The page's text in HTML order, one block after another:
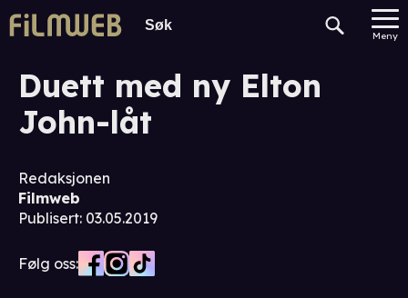
Meny
Duett med ny Elton
John-låt
Redaksjonen
Filmweb
Publisert: 03.05.2019
Følg oss: